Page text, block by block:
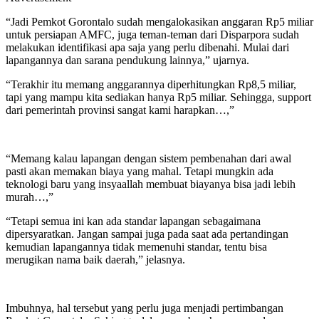
“Jadi Pemkot Gorontalo sudah mengalokasikan anggaran Rp5 miliar
untuk persiapan AMFC, juga teman-teman dari Disparpora sudah
melakukan identifikasi apa saja yang perlu dibenahi. Mulai dari
lapangannya dan sarana pendukung lainnya,” ujarnya.
“Terakhir itu memang anggarannya diperhitungkan Rp8,5 miliar,
tapi yang mampu kita sediakan hanya Rp5 miliar. Sehingga, support
dari pemerintah provinsi sangat kami harapkan…,”
“Memang kalau lapangan dengan sistem pembenahan dari awal
pasti akan memakan biaya yang mahal. Tetapi mungkin ada
teknologi baru yang insyaallah membuat biayanya bisa jadi lebih
murah…,”
“Tetapi semua ini kan ada standar lapangan sebagaimana
dipersyaratkan. Jangan sampai juga pada saat ada pertandingan
kemudian lapangannya tidak memenuhi standar, tentu bisa
merugikan nama baik daerah,” jelasnya.
Imbuhnya, hal tersebut yang perlu juga menjadi pertimbangan